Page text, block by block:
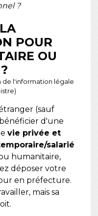
?
POUR
OU
de l'information légale
(sauf
d'une
vie privée et
salarié
humanitaire,
déposer votre
en préfecture.
mais sa